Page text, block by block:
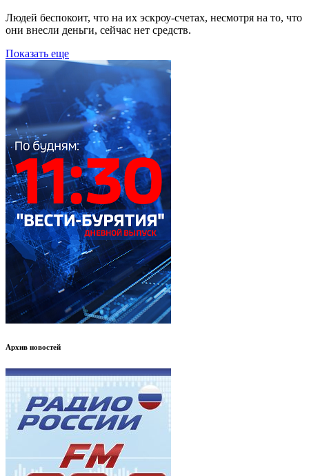
Людей беспокоит, что на их эскроу-счетах, несмотря на то, что
они внесли деньги, сейчас нет средств.
Показать еще
Архив новостей